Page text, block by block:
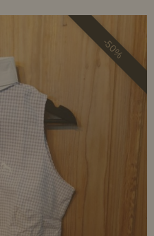
-50%